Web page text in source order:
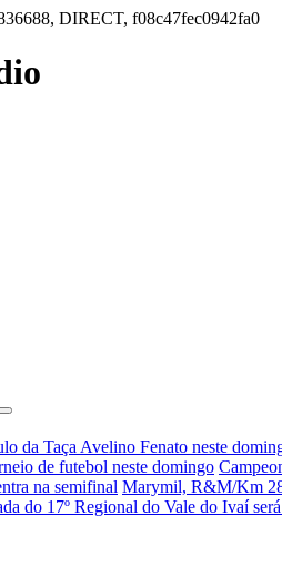
DIRECT, f08c47fec0942fa0
da Taça Avelino Fenato neste
de futebol neste domingo
na semifinal Marymil, R&M/Km
do 17º Regional do Vale do Ivaí